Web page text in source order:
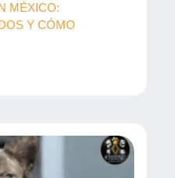
MÉXICO:
Y CÓMO